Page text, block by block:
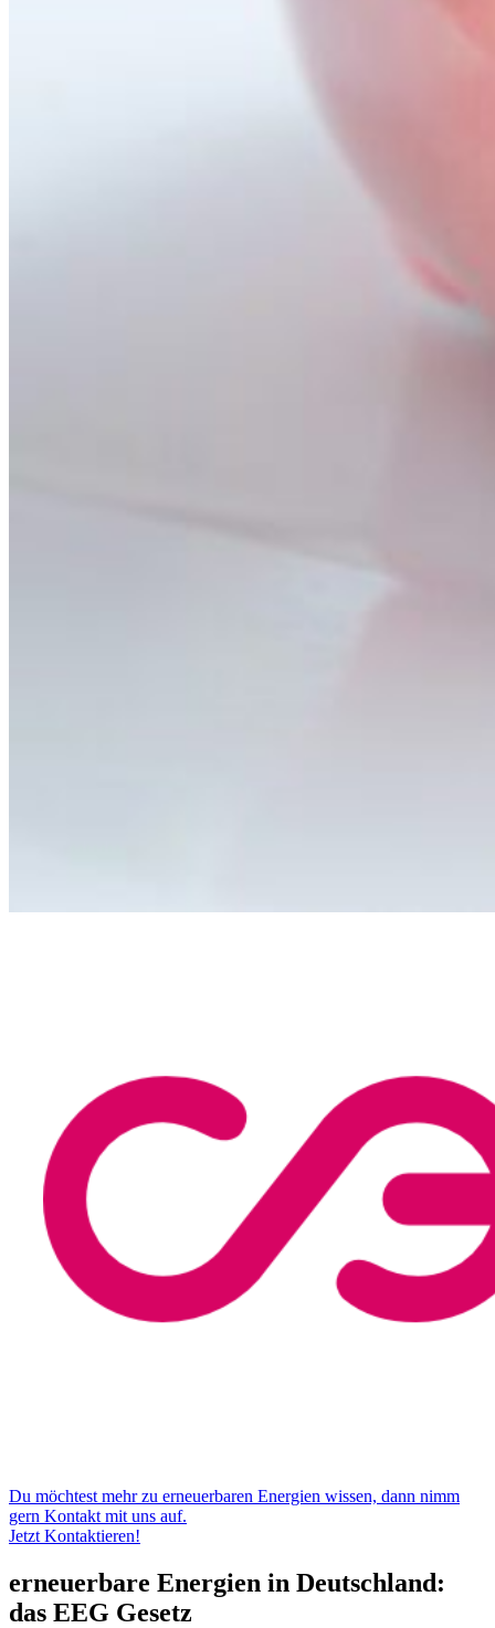
Du möchtest mehr zu erneuerbaren Energien wissen, dann nimm
gern Kontakt mit uns auf.
Jetzt Kontaktieren!
erneuerbare Energien in Deutschland:
das EEG Gesetz